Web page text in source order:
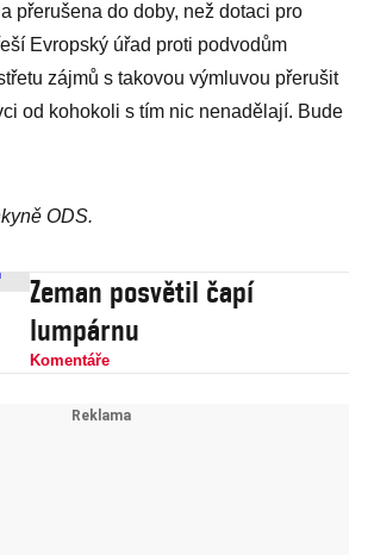
přerušena do doby, než dotaci pro
Evropský úřad proti podvodům
zájmů s takovou výmluvou přerušit
od kohokoli s tím nic nenadělají. Bude
ODS.
Zeman posvětil čapí
lumpárnu
Komentáře